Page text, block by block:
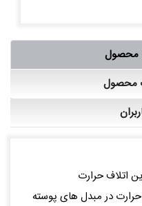
محصول
محصول
اتلاف حرارت
1 مقدار اتلاف حرارت در مبدل های پوسته